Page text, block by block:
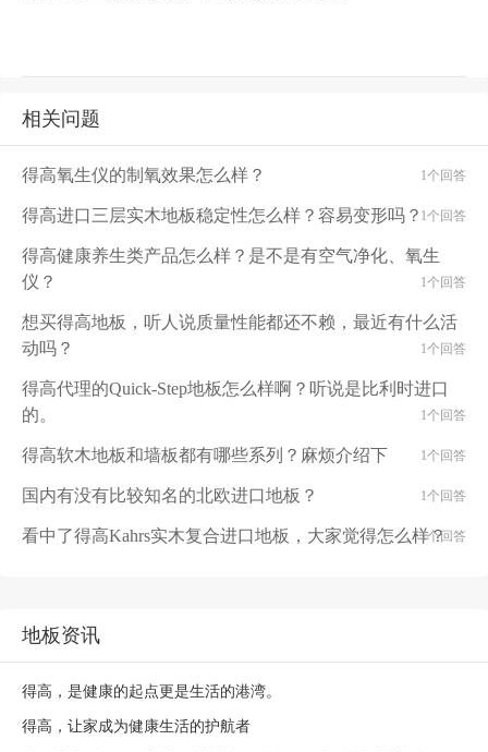
相关问题
得高氧生仪的制氧效果怎么样？ 1个回答
得高进口三层实木地板稳定性怎么样？容易变形吗？1个回答
得高健康养生类产品怎么样？是不是有空气净化、氧生
仪？
1个回答
想买得高地板，听人说质量性能都还不赖，最近有什么活
动吗？
1个回答
得高代理的Quick-Step地板怎么样啊？听说是比利时进口
的。
1个回答
得高软木地板和墙板都有哪些系列？麻烦介绍下 1个回答
国内有没有比较知名的北欧进口地板？ 1个回答
看中了得高Kahrs实木复合进口地板，大家觉得怎么样？
1个回答
地板资讯
得高，是健康的起点更是生活的港湾。
得高，让家成为健康生活的护航者